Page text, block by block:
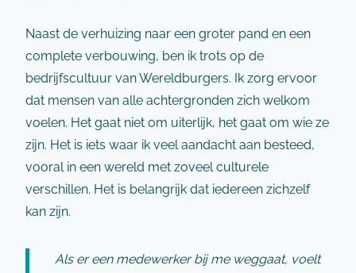
Naast de verhuizing naar een groter pand en een
complete verbouwing, ben ik trots op de
bedrijfscultuur van Wereldburgers. Ik zorg ervoor
dat mensen van alle achtergronden zich welkom
voelen. Het gaat niet om uiterlijk, het gaat om wie ze
zijn. Het is iets waar ik veel aandacht aan besteed,
vooral in een wereld met zoveel culturele
verschillen. Het is belangrijk dat iedereen zichzelf
kan zijn.
Als er een medewerker bij me weggaat, voelt